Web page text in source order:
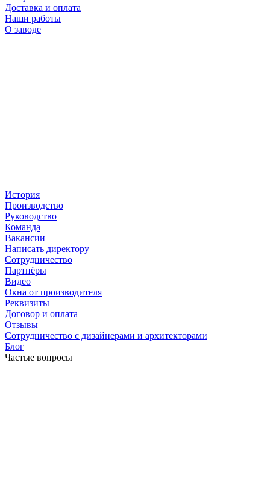
Доставка и оплата
Наши работы
О заводе
История
Производство
Руководство
Команда
Вакансии
Написать директору
Сотрудничество
Партнёры
Видео
Окна от производителя
Реквизиты
Договор и оплата
Отзывы
Сотрудничество с дизайнерами и архитекторами
Блог
Частые вопросы